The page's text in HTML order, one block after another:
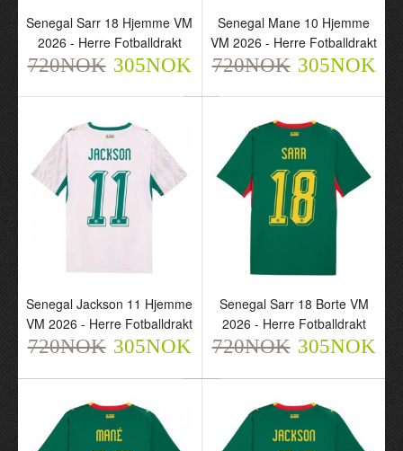
Sverige Ayari 18 Borte
VM 2026 - Herre
720NOK
Senegal Sarr 18 Hjemme VM
2026 - Herre Fotballdrakt
720NOK 305NOK
Senegal Mane 10 Hjemme
VM 2026 - Herre Fotballdrakt
720NOK 305NOK
Senegal Jackson 11 Hjemme
VM 2026 - Herre Fotballdrakt
720NOK 305NOK
Senegal Sarr 18 Borte VM
2026 - Herre Fotballdrakt
720NOK 305NOK